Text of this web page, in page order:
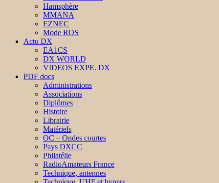
Hamsphère
MMANA
EZNEC
Mode ROS
Actu DX
EA1CS
DX WORLD
VIDEOS EXPE. DX
PDF docs
Administrations
Associations
Diplômes
Histoire
Librairie
Matériels
OC – Ondes courtes
Pays DXCC
Philatélie
RadioAmateurs France
Technique, antennes